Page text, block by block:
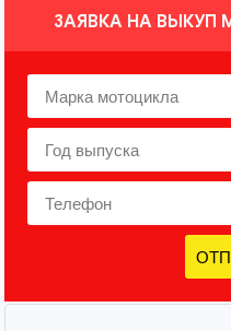
ЗАЯВКА НА